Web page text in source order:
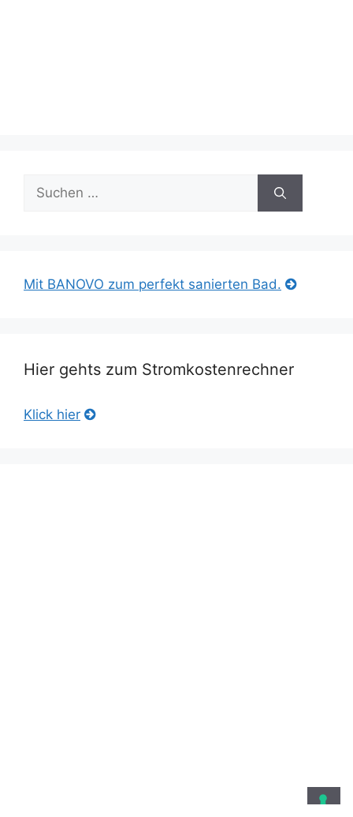
Suche
nach:
Mit BANOVO zum perfekt sanierten Bad.
Hier gehts zum Stromkostenrechner
Klick hier